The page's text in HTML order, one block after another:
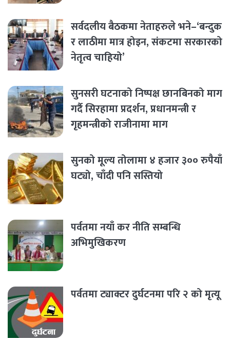
सर्वदलीय बैठकमा नेताहरुले भने–‘बन्दुक
र लाठीमा मात्र होइन, संकटमा सरकारको
नेतृत्व चाहियो’
सुनसरी घटनाको निष्पक्ष छानबिनको माग
गर्दै सिरहामा प्रदर्शन, प्रधानमन्त्री र
गृहमन्त्रीको राजीनामा माग
सुनको मूल्य तोलामा ४ हजार ३०० रुपैयाँ
घट्यो, चाँदी पनि सस्तियो
पर्वतमा नयाँ कर नीति सम्बन्धि
अभिमुखिकरण
पर्वतमा ट्याक्टर दुर्घटनमा परि २ को मृत्यू